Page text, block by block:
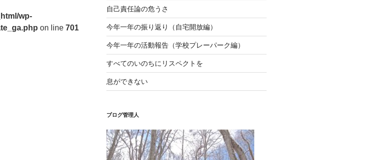
wp-
on line 701
自己責任論の危うさ
今年一年の振り返り（自宅開放編）
今年一年の活動報告（学校プレーパーク編）
すべてのいのちにリスペクトを
息ができない
ブログ管理人